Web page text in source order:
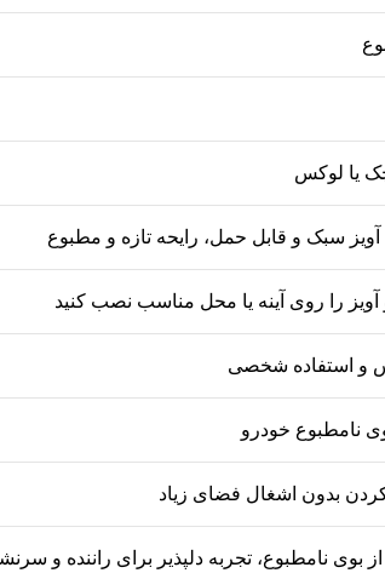
یا لوکس
سبک و قابل حمل، رایحه تازه و مطبوع
را روی آینه یا محل مناسب نصب کنید
و استفاده شخصی
نامطبوع خودرو
بدون اشغال فضای زیاد
نامطبوع، تجربه دلپذیر برای راننده و